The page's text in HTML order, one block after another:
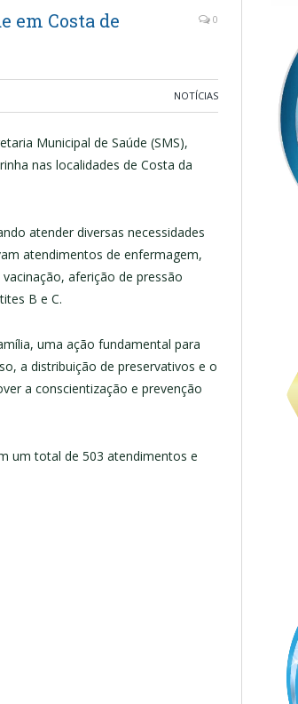
em Costa de
0
NOTÍCIAS
Municipal de Saúde (SMS),
nas localidades de Costa da
atender diversas necessidades
atendimentos de enfermagem,
aferição de pressão
B e C.
uma ação fundamental para
a distribuição de preservativos e o
a conscientização e prevenção
um total de 503 atendimentos e